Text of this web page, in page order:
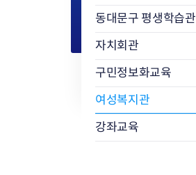
동대문구 평생학습관
자치회관
구민정보화교육
여성복지관
강좌교육